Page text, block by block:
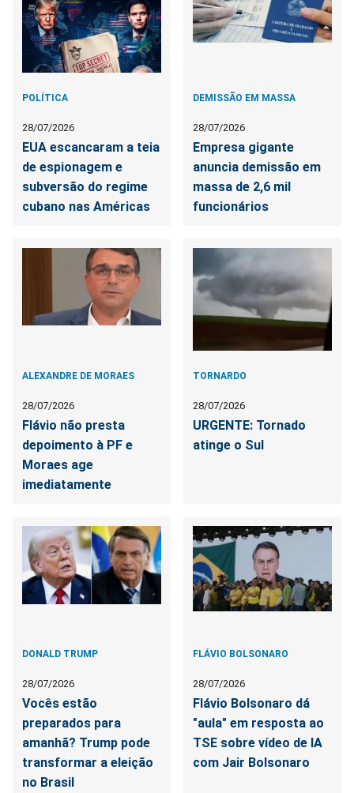
POLÍTICA
28/07/2026
EUA escancaram a teia
de espionagem e
subversão do regime
cubano nas Américas
DEMISSÃO EM MASSA
28/07/2026
Empresa gigante
anuncia demissão em
massa de 2,6 mil
funcionários
ALEXANDRE DE MORAES
28/07/2026
Flávio não presta
depoimento à PF e
Moraes age
imediatamente
TORNARDO
28/07/2026
URGENTE: Tornado
atinge o Sul
DONALD TRUMP
28/07/2026
Vocês estão
preparados para
amanhã? Trump pode
transformar a eleição
no Brasil
FLÁVIO BOLSONARO
28/07/2026
Flávio Bolsonaro dá
"aula" em resposta ao
TSE sobre vídeo de IA
com Jair Bolsonaro